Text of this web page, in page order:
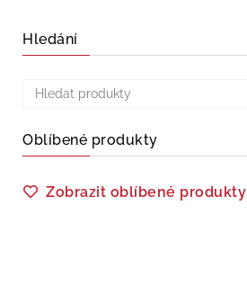
Hledání
Oblíbené produkty
Zobrazit oblíbené produkty